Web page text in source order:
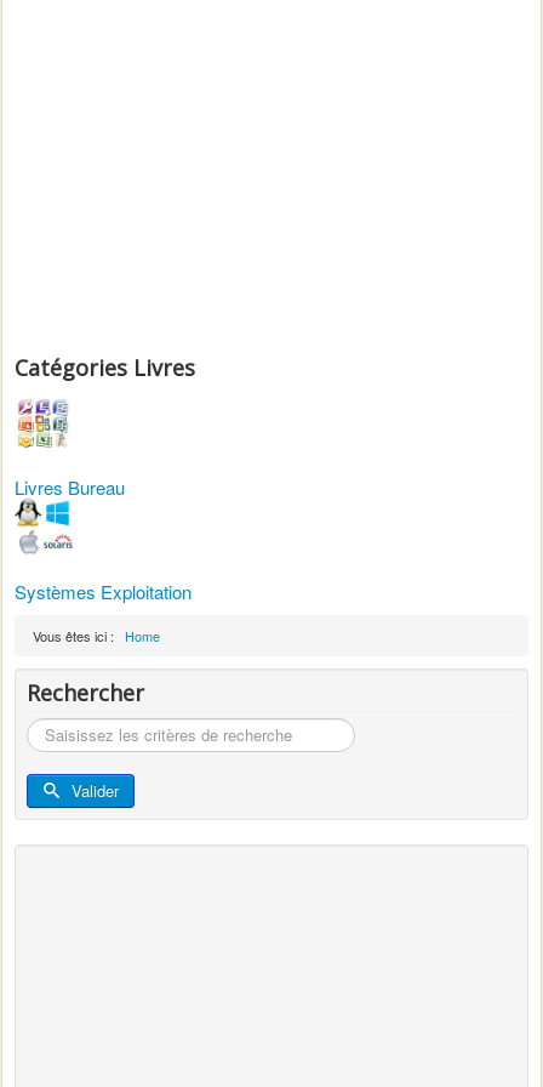
Catégories Livres
Livres Bureau
Systèmes Exploitation
Vous êtes ici : Home
Rechercher
Rechercher
Valider